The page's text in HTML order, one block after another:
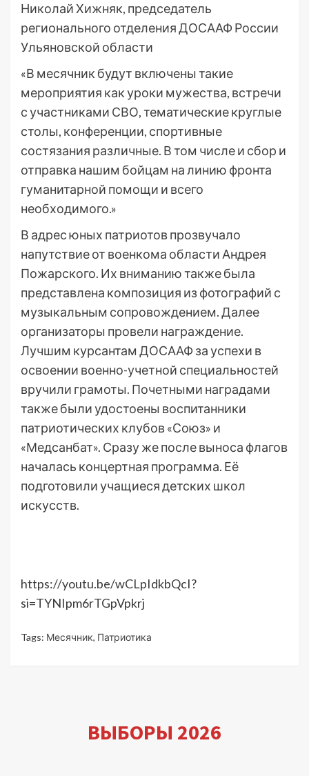
Николай Хижняк, председатель
регионального отделения ДОСААФ России
Ульяновской области
«В месячник будут включены такие
мероприятия как уроки мужества, встречи
с участниками СВО, тематические круглые
столы, конференции, спортивные
состязания различные. В том числе и сбор и
отправка нашим бойцам на линию фронта
гуманитарной помощи и всего
необходимого.»
В адрес юных патриотов прозвучало
напутствие от военкома области Андрея
Пожарского. Их вниманию также была
представлена композиция из фотографий с
музыкальным сопровождением. Далее
организаторы провели награждение.
Лучшим курсантам ДОСААФ за успехи в
освоении военно-учетной специальностей
вручили грамоты. Почетными наградами
также были удостоены воспитанники
патриотических клубов «Союз» и
«Медсанбат». Сразу же после выноса флагов
началась концертная программа. Её
подготовили учащиеся детских школ
искусств.
https://youtu.be/wCLpIdkbQcI?
si=TYNIpm6rTGpVpkrj
Tags: Месячник, Патриотика
ВЫБОРЫ 2026